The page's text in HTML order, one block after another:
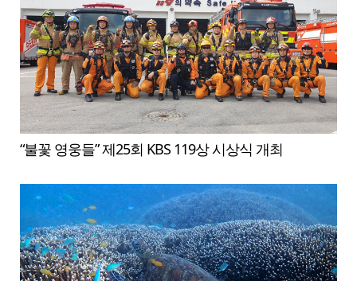
“불꽃 영웅들” 제25회 KBS 119상 시상식 개최